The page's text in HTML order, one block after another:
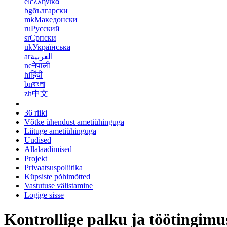
bgбългарски
mkМакедонски
ruРусский
srСрпски
ukУкраїнська
arالعربية
neनेपाली
hiहिंदी
bnবাংলা
zh中文
36 riiki
Võtke ühendust ametiühinguga
Liituge ametiühinguga
Uudised
Allalaadimised
Projekt
Privaatsuspoliitika
Küpsiste põhimõtted
Vastutuse välistamine
Logige sisse
Kontrollige palku ja